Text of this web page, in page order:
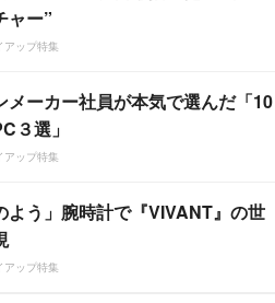
ャー”
アップ特集
メーカー社員が本気で選んだ「10
３選」
アップ特集
よう」腕時計で『VIVANT』の世
アップ特集